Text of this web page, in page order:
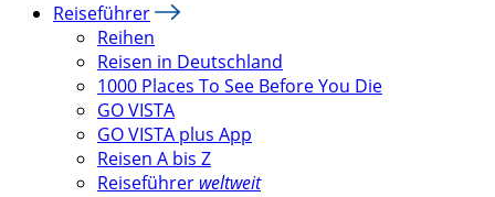
Reiseführer
Reihen
Reisen in Deutschland
1000 Places To See Before You Die
GO VISTA
GO VISTA plus App
Reisen A bis Z
Reiseführer weltweit